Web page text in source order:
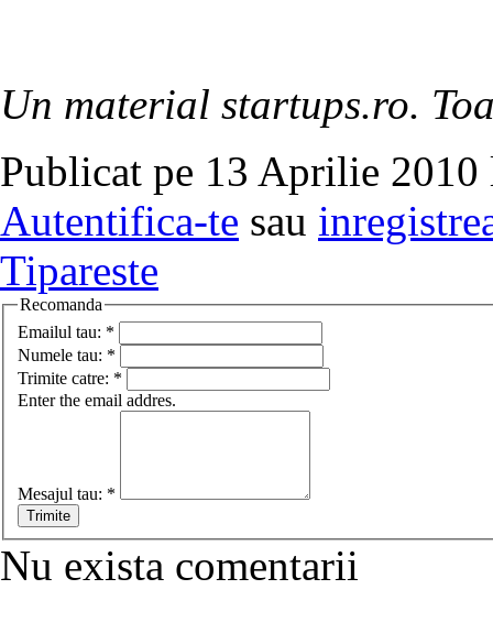
Un material startups.ro.
Publicat pe 13 Aprilie 2010
Autentifica-te sau
Tipareste
Recomanda
Emailul tau: *
Numele tau: *
Trimite catre: *
Enter the email addres.
Mesajul tau: *
Nu exista comentarii